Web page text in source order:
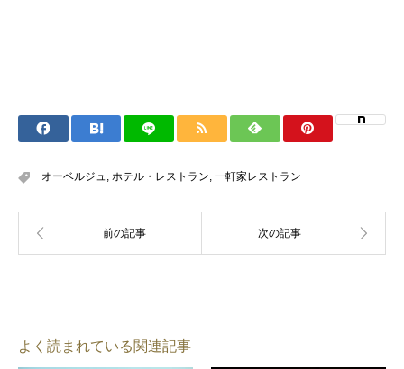
オーベルジュ ホテル・レストラン 一軒家レストラン
よく読まれている関連記事